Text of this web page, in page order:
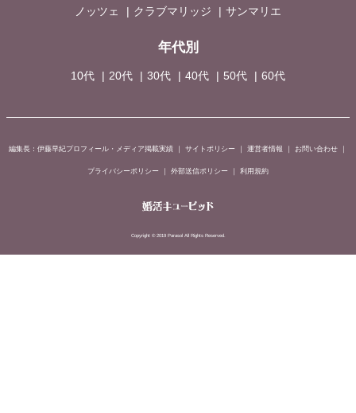
ノッツェ
クラブマリッジ サンマリエ
年代別
10代 20代 30代 40代 50代 60代
編集長：伊藤早紀プロフィール・メディア掲載実績 サイトポリシー 運営者情報 お問い合わせ
プライバシーポリシー 外部送信ポリシー 利用規約
Copyright © 2019 Parasol All Rights Reserved.